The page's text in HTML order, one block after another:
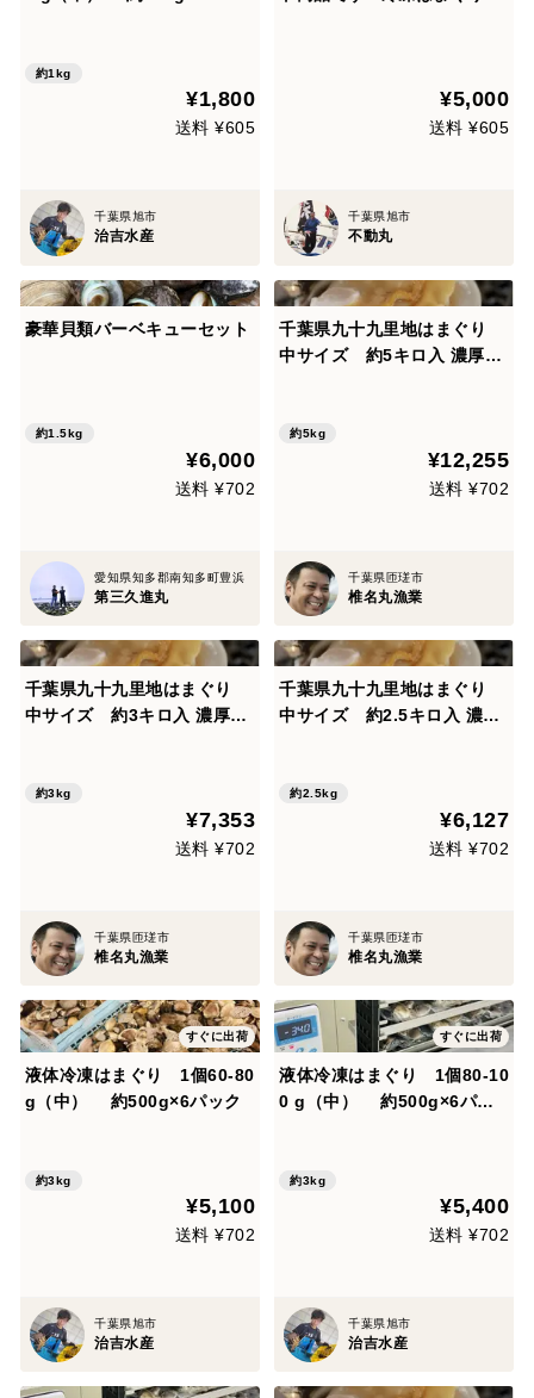
約1kg
¥1,800
送料 ¥605
千葉県旭市
治吉水産
¥5,000
送料 ¥605
千葉県旭市
不動丸
豪華貝類バーベキューセット
約1.5kg
¥6,000
送料 ¥702
愛知県知多郡南知多町豊浜
第三久進丸
千葉県九十九里地はまぐり
中サイズ 約5キロ入 濃厚な
約5kg
¥12,255
送料 ¥702
千葉県匝瑳市
椎名丸漁業
千葉県九十九里地はまぐり
中サイズ 約3キロ入 濃厚な
約3kg
¥7,353
送料 ¥702
千葉県匝瑳市
椎名丸漁業
千葉県九十九里地はまぐり
中サイズ 約2.5キロ入 濃厚
約2.5kg
¥6,127
送料 ¥702
千葉県匝瑳市
椎名丸漁業
すぐに出荷
液体冷凍はまぐり 1個60-80
g（中） 約500g×6パック
約3kg
¥5,100
送料 ¥702
千葉県旭市
治吉水産
すぐに出荷
液体冷凍はまぐり 1個80-10
0 g（中） 約500g×6パッ
約3kg
¥5,400
送料 ¥702
千葉県旭市
治吉水産